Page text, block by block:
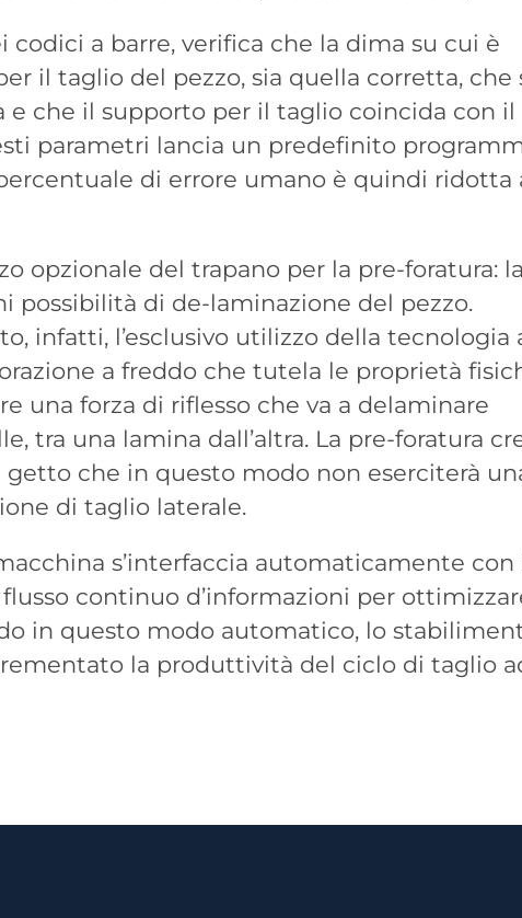
codici a barre, verifica che la dima su cui è
il taglio del pezzo, sia quella corretta, che
e che il supporto per il taglio coincida con il
parametri lancia un predefinito
di errore umano è quindi ridotta
opzionale del trapano per la pre-foratura: la
possibilità di de-laminazione del pezzo.
infatti, l’esclusivo utilizzo della tecnologia
a freddo che tutela le proprietà
una forza di riflesso che va a delaminare
tra una lamina dall’altra. La pre-foratura
che in questo modo non eserciterà
di taglio laterale.
s’interfaccia automaticamente con
continuo d’informazioni per
in questo modo automatico, lo
la produttività del ciclo di taglio